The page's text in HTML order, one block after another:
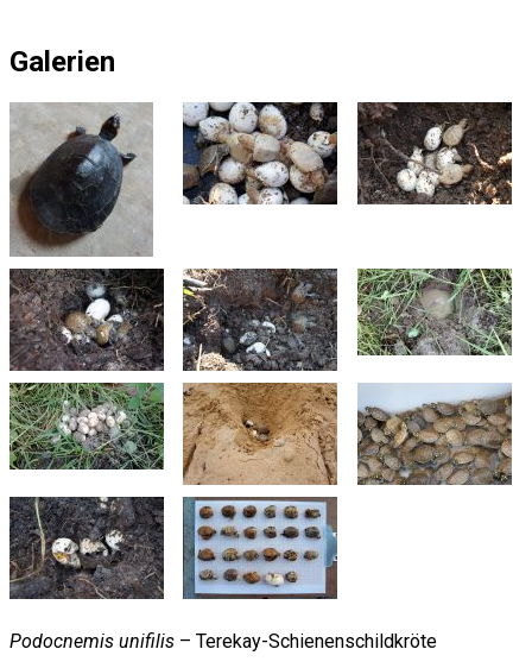
Galerien
Podocnemis unifilis – Terekay-Schienenschildkröte